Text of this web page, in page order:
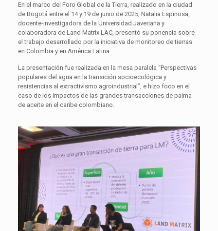
En el marco del Foro Global de la Tierra, realizado en la ciudad
de Bogotá entre el 14 y 19 de junio de 2025, Natalia Espinosa,
docente-investigadora de la Universidad Javeriana y
colaboradora de Land Matrix LAC, presentó su ponencia sobre
el trabajo desarrollado por la iniciativa de monitoreo de tierras
en Colombia y en América Latina.
La presentación fue realizada en la mesa paralela “Perspectivas
populares del agua en la transición socioecológica y
resistencias al extractivismo agroindustrial”, e hizo foco en el
caso de los impactos de las grandes transacciones de palma
de aceite en el caribe colombiano.